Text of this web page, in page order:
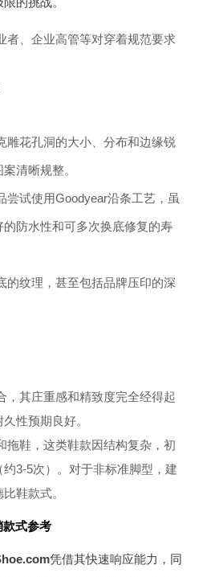
者、企业高管等对穿着规范要求
雕花孔洞的大小、分布和边缘锐
清晰规整。
尝试使用Goodyear沿条工艺，虽
防水性和可多次换底修复的寿
的纹理，甚至包括品牌压印的深
，其庄重感和精致度完全经得起
性预期良好。
拖鞋，这类鞋款因结构复杂，初
3-5次）。对于非标准脚型，建
鞋款式。
款式参考
凭借其快速响应能力，同